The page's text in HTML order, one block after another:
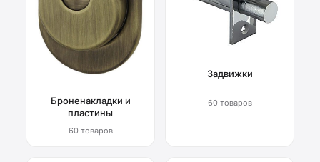
Броненакладки и
пластины
60 товаров
Задвижки
60 товаров